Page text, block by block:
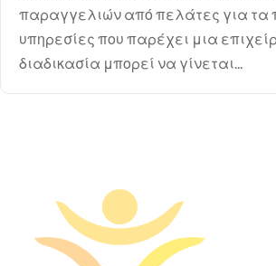
παραγγελιών από πελάτες για τα
υπηρεσίες που παρέχει μια
διαδικασία μπορεί να γίνεται...